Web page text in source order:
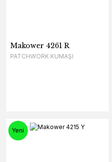
Makower 4261 R
PATCHWORK KUMAŞI
Yeni